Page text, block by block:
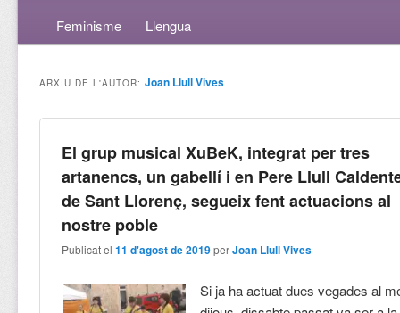
Feminisme
Llengua
ARXIU DE L'AUTOR:Joan Llull Vives
El grup musical XuBeK, integrat per tres
artanencs, un gabellí i en Pere Llull
de Sant Llorenç, segueix fent actuacions al
nostre poble
Publicat el11 d'agost de 2019 perJoan Llull Vives
Si ja ha actuat dues vegades al